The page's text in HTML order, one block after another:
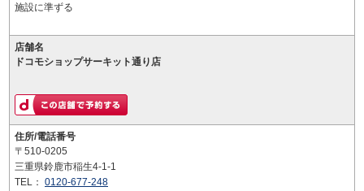
施設に準ずる
店舗名
ドコモショップサーキット通り店
住所/電話番号
〒510-0205
三重県鈴鹿市稲生4-1-1
TEL： 0120-677-248